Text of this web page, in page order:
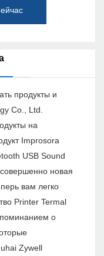
продукты и
Co., Ltd.
на
Improsora
USB Sound
новая
вам легко
Printer Termal
о
Zywell